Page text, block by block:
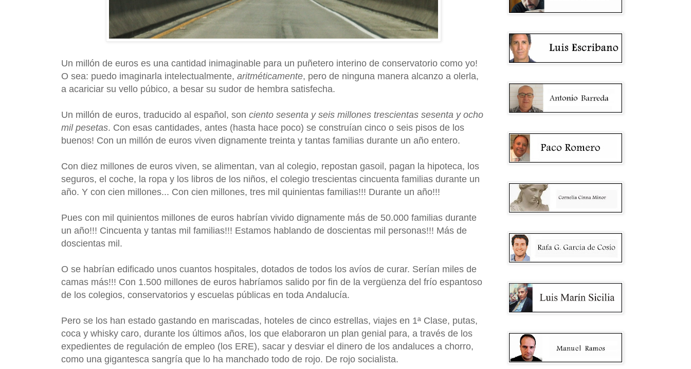
Un millón de euros es una cantidad inimaginable para un puñetero interino de conservatorio como yo!
O sea: puedo imaginarla intelectualmente, aritméticamente, pero de ninguna manera alcanzo a olerla,
a acariciar su vello púbico, a besar su sudor de hembra satisfecha.
Un millón de euros, traducido al español, son ciento sesenta y seis millones trescientas sesenta y ocho
mil pesetas. Con esas cantidades, antes (hasta hace poco) se construían cinco o seis pisos de los
buenos! Con un millón de euros viven dignamente treinta y tantas familias durante un año entero.
Con diez millones de euros viven, se alimentan, van al colegio, repostan gasoil, pagan la hipoteca, los
seguros, el coche, la ropa y los libros de los niños, el colegio trescientas cincuenta familias durante un
año. Y con cien millones... Con cien millones, tres mil quinientas familias!!! Durante un año!!!
Pues con mil quinientos millones de euros habrían vivido dignamente más de 50.000 familias durante
un año!!! Cincuenta y tantas mil familias!!! Estamos hablando de doscientas mil personas!!! Más de
doscientas mil.
O se habrían edificado unos cuantos hospitales, dotados de todos los avíos de curar. Serían miles de
camas más!!! Con 1.500 millones de euros habríamos salido por fin de la vergüenza del frío espantoso
de los colegios, conservatorios y escuelas públicas en toda Andalucía.
Pero se los han estado gastando en mariscadas, hoteles de cinco estrellas, viajes en 1ª Clase, putas,
coca y whisky caro, durante los últimos años, los que elaboraron un plan genial para, a través de los
expedientes de regulación de empleo (los ERE), sacar y desviar el dinero de los andaluces a chorro,
como una gigantesca sangría que lo ha manchado todo de rojo. De rojo socialista.